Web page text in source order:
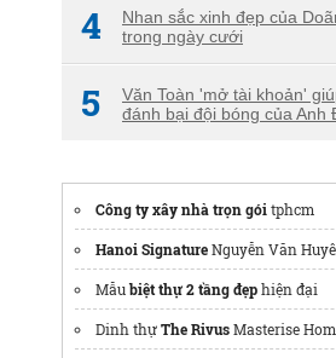
4
Nhan sắc xinh đẹp của
trong ngày cưới
5
Văn Toàn 'mở tài khoản'
đánh bại đội bóng của Anh
Công ty xây nhà trọn góitphcm
Hanoi SignatureNguyễn Văn
Mẫubiệt thự 2 tầng đẹphiện đại
Dinh thựThe RivusMasterise